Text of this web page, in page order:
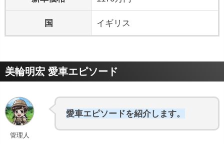
国 イギリス
美輪明宏 愛車エピソード
管理人
愛車エピソードを紹介します。